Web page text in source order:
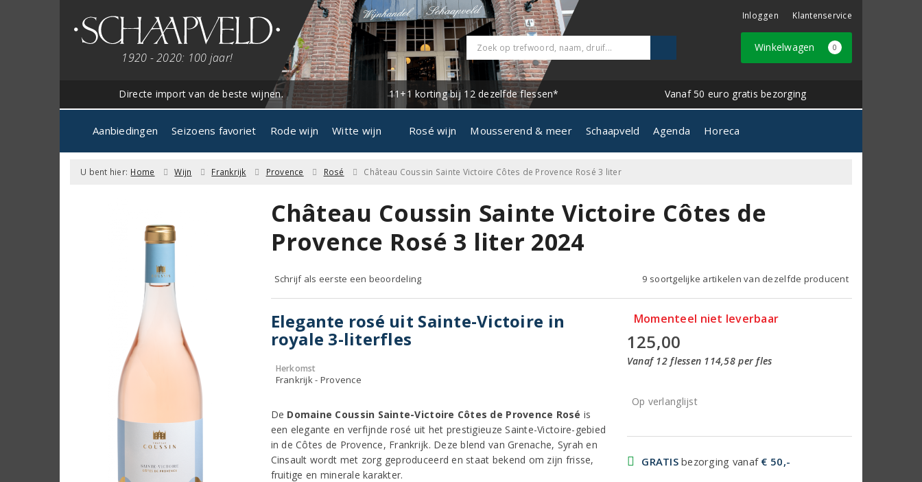
1920 - 2020: 100 jaar!
Inloggen Klantenservice
Winkelwagen 0
Directe import van de beste wijnen. 11+1 korting bij 12 dezelfde flessen* Vanaf 50 euro gratis bezorging
Aanbiedingen Seizoens favoriet Rode wijn Witte wijn Rosé wijn Mousserend & meer Schaapveld Agenda Horeca
U bent hier: Home Wijn Frankrijk Provence Rosé Château Coussin Sainte Victoire Côtes de Provence Rosé 3 liter
Château Coussin Sainte Victoire Côtes de
Provence Rosé 3 liter 2024
Schrijf als eerste een beoordeling 9 soortgelijke artikelen van dezelfde producent
Elegante rosé uit Sainte-Victoire in
royale 3-literfles
Herkomst
Frankrijk - Provence
De Domaine Coussin Sainte-Victoire Côtes de Provence Rosé is
een elegante en verfijnde rosé uit het prestigieuze Sainte-Victoire-gebied
in de Côtes de Provence, Frankrijk. Deze blend van Grenache, Syrah en
Cinsault wordt met zorg geproduceerd en staat bekend om zijn frisse,
fruitige en minerale karakter.
Momenteel niet leverbaar
125,00
Vanaf 12 flessen 114,58 per fles
Op verlanglijst
GRATISbezorging vanaf € 50,-